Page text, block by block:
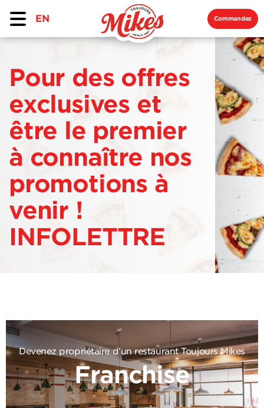
EN Commandez
Pour des offres
exclusives et
être le premier
à connaître nos
promotions à
venir !
INFOLETTRE
Devenez propriétaire d’un restaurant Toujours Mikes
Franchise